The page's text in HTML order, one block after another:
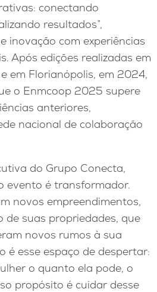
conectando
resultados”,
inovação com experiências
Após edições realizadas em
em Florianópolis, em 2024,
o Enmcoop 2025 supere
anteriores,
nacional de colaboração
do Grupo Conecta,
evento é transformador.
novos empreendimentos,
suas propriedades, que
novos rumos à sua
é esse espaço de despertar:
o quanto ela pode, o
propósito é cuidar desse